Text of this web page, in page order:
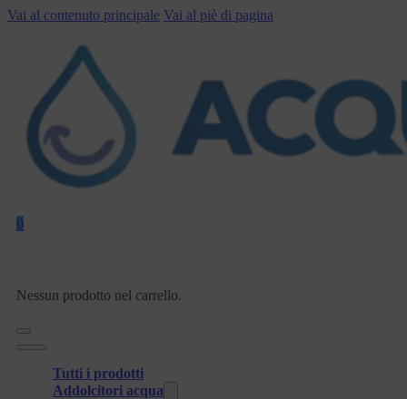
Vai al contenuto principale Vai al piè di pagina
0
Nessun prodotto nel carrello.
Tutti i prodotti
Addolcitori acqua